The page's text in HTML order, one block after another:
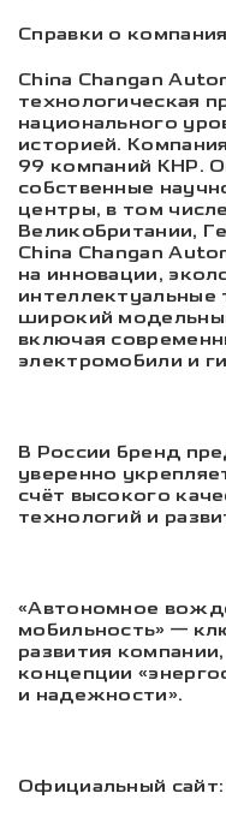
Справки о
China Changan
технологическая
национального
историей.
99 компаний КНР.
собственные
центры, в том
Великобритании,
China Changan
на инновации,
интеллектуальные
широкий
включая
электромобили и
В России бренд
уверенно
счёт высокого
технологий и
«Автономное
мобильность» —
развития
концепции
и надежности».
Официальный